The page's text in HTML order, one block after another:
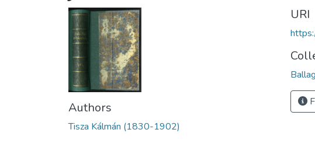
Authors
Tisza Kálmán (1830-1902)
URI